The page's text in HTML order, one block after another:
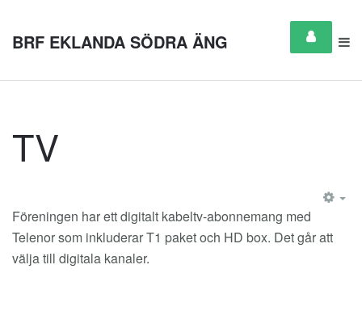
BRF EKLANDA SÖDRA ÄNG
TV
Föreningen har ett digitalt kabeltv-abonnemang med
Telenor som inkluderar T1 paket och HD box. Det går att
välja till digitala kanaler.